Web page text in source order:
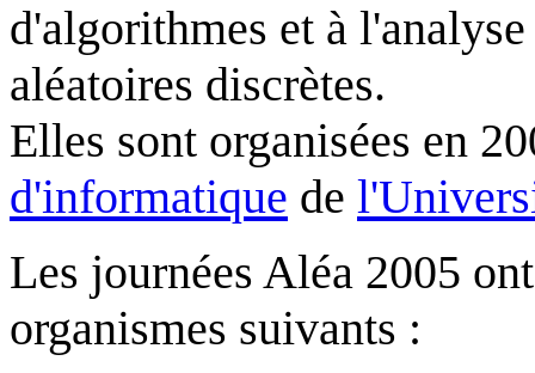
d'algorithmes et à
aléatoires discrètes.
Elles sont organisées en
d'informatique de
Les journées Aléa 2005
organismes suivants :